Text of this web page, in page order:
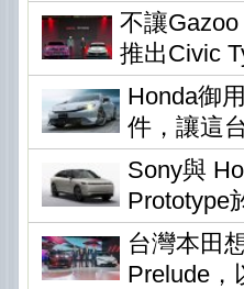
不讓
推出Civic
Honda御
件，讓這
Sony與
Prototype
台灣本田
Prelude，